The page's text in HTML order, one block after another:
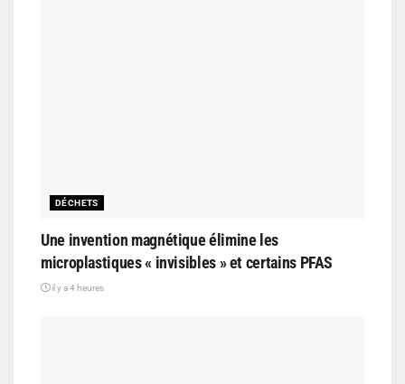
DÉCHETS
Une invention magnétique élimine les
microplastiques « invisibles » et certains PFAS
il y a 4 heures